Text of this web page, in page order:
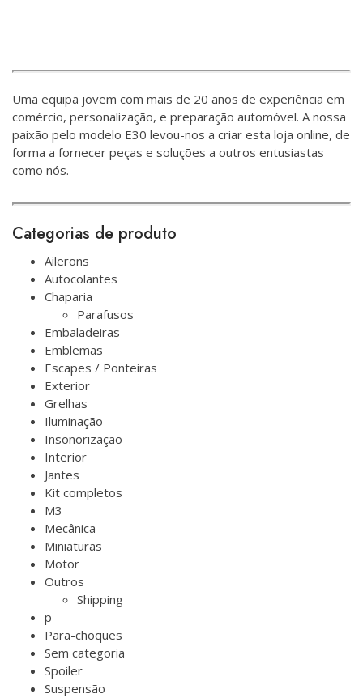
Uma equipa jovem com mais de 20 anos de experiência em
comércio, personalização, e preparação automóvel. A nossa
paixão pelo modelo E30 levou-nos a criar esta loja online, de
forma a fornecer peças e soluções a outros entusiastas
como nós.
Categorias de produto
Ailerons
Autocolantes
Chaparia
Parafusos
Embaladeiras
Emblemas
Escapes / Ponteiras
Exterior
Grelhas
Iluminação
Insonorização
Interior
Jantes
Kit completos
M3
Mecânica
Miniaturas
Motor
Outros
Shipping
p
Para-choques
Sem categoria
Spoiler
Suspensão